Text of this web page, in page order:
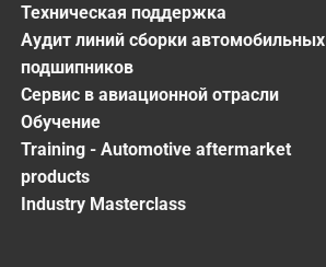
Техническая поддержка
Аудит линий сборки автомобильных
подшипников
Сервис в авиационной отрасли
Обучение
Training - Automotive aftermarket
products
Industry Masterclass